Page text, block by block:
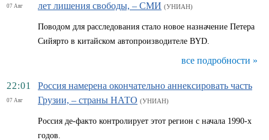
07 Авг
лет лишения свободы, – СМИ (УНИАН)
Поводом для расследования стало новое назначение Петера
Сийярто в китайском автопроизводителе BYD.
все подробности »
22:01
07 Авг
Россия намерена окончательно аннексировать часть
Грузии, – страны НАТО (УНИАН)
Россия де-факто контролирует этот регион с начала 1990-х
годов.